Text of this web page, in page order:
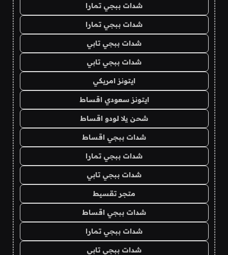
شدات ببجي تمارا
شدات ببجي تمارا
شدات ببجي تابي
شدات ببجي تابي
ايتونز امريكي
ايتونز سعودي اقساط
شحن يلا لودو اقساط
شدات ببجي اقساط
شدات ببجي تمارا
شدات ببجي تابي
متجر تقسيط
شدات ببجي اقساط
شدات ببجي تمارا
شدات ببجي تابي